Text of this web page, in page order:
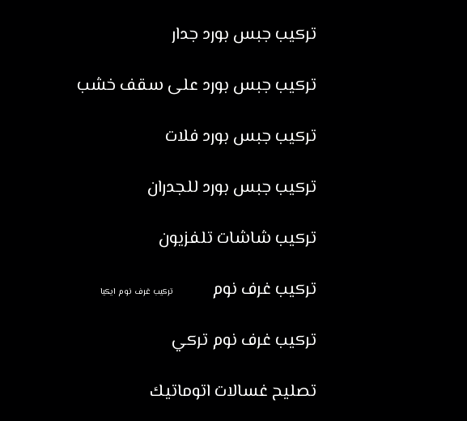
تركيب جبس بورد جدار
تركيب جبس بورد على سقف خشب
تركيب جبس بورد فلات
تركيب جبس بورد للجدران
تركيب شاشات تلفزيون
تركيب غرف نوم
تركيب غرف نوم ايكيا
تركيب غرف نوم تركي
تصليح غسالات اتوماتيك